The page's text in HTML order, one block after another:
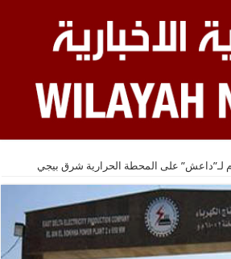
لـ”داعش” على المحطة الحرارية شرق بيجي